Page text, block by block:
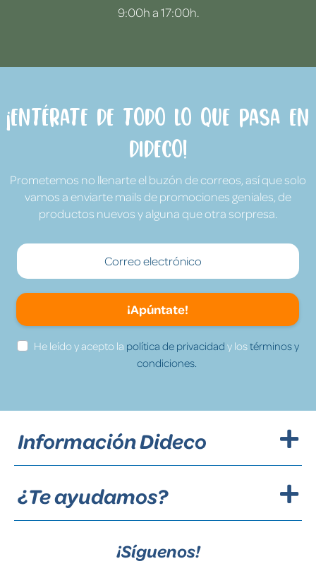
9:00h a 17:00h.
¡Entérate de todo lo que pasa en
Dideco!
Prometemos no llenarte el buzón de correos, así que solo
vamos a enviarte mails de promociones geniales, de
productos nuevos y alguna que otra sorpresa.
¡Apúntate!
He leído y acepto la política de privacidad y lostérminos y
condiciones.
Información Dideco
¿Te ayudamos?
¡Síguenos!